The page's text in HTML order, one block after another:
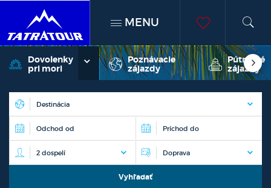
MENU
Dovolenky
pri mori
Poznávacie
zájazdy
Pútnické
zájazdy